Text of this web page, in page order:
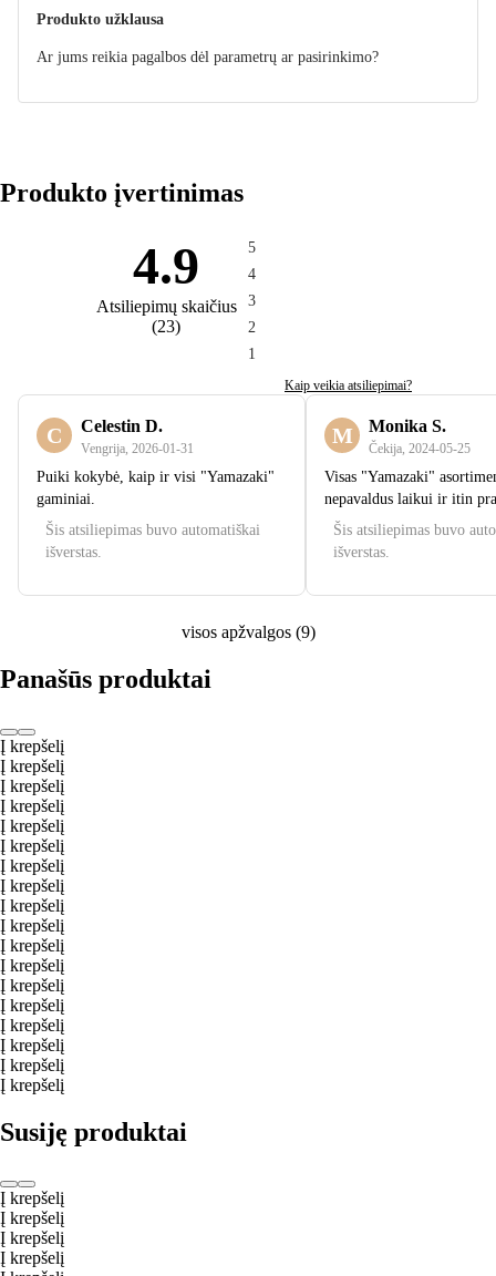
Produkto užklausa
Ar jums reikia pagalbos dėl parametrų ar pasirinkimo?
Produkto įvertinimas
4.9
Atsiliepimų skaičius
(23)
5
4
3
2
1
Kaip veikia atsiliepimai?
C Celestin D.
Vengrija 2026‑01‑31
Puiki kokybė, kaip ir visi "Yamazaki"
gaminiai.
Šis atsiliepimas buvo automatiškai
išverstas.
M Monika S.
Čekija 2024‑05‑25
Visas "Yamazaki"
nepavaldus laikui ir itin
Šis atsiliepimas buvo
išverstas.
visos apžvalgos(9)
Panašūs produktai
Į krepšelį
Į krepšelį
Į krepšelį
Į krepšelį
Į krepšelį
Į krepšelį
Į krepšelį
Į krepšelį
Į krepšelį
Į krepšelį
Į krepšelį
Į krepšelį
Į krepšelį
Į krepšelį
Į krepšelį
Į krepšelį
Į krepšelį
Į krepšelį
Susiję produktai
Į krepšelį
Į krepšelį
Į krepšelį
Į krepšelį